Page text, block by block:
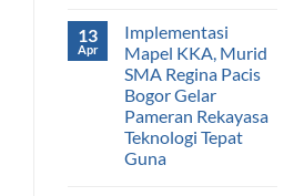
13
Apr
Implementasi
Mapel KKA, Murid
SMA Regina Pacis
Bogor Gelar
Pameran Rekayasa
Teknologi Tepat
Guna